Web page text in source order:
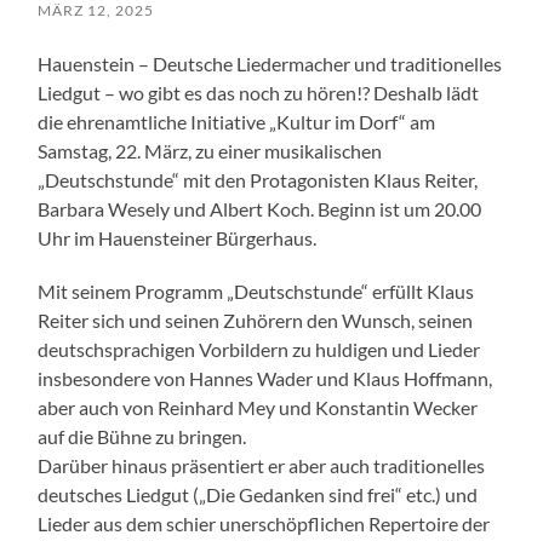
MÄRZ 12, 2025
Hauenstein – Deutsche Liedermacher und traditionelles
Liedgut – wo gibt es das noch zu hören!? Deshalb lädt
die ehrenamtliche Initiative „Kultur im Dorf“ am
Samstag, 22. März, zu einer musikalischen
„Deutschstunde“ mit den Protagonisten Klaus Reiter,
Barbara Wesely und Albert Koch. Beginn ist um 20.00
Uhr im Hauensteiner Bürgerhaus.
Mit seinem Programm „Deutschstunde“ erfüllt Klaus
Reiter sich und seinen Zuhörern den Wunsch, seinen
deutschsprachigen Vorbildern zu huldigen und Lieder
insbesondere von Hannes Wader und Klaus Hoffmann,
aber auch von Reinhard Mey und Konstantin Wecker
auf die Bühne zu bringen.
Darüber hinaus präsentiert er aber auch traditionelles
deutsches Liedgut („Die Gedanken sind frei“ etc.) und
Lieder aus dem schier unerschöpflichen Repertoire der